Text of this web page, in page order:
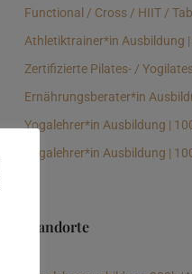
Functional / Cross / HIIT /
Athletiktrainer*in Ausbildung |
Zertifizierte Pilates- /
Ernährungsberater*in
Yogalehrer*in Ausbildung |
Yogalehrer*in Ausbildung |
Standorte